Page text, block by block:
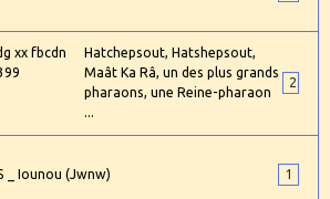
Hatchepsout, Hatshepsout,
Maât Ka Râ, un des plus grands
pharaons, une Reine-pharaon
...
_ Iounou (Jwnw) 1